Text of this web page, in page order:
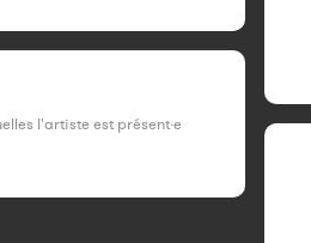
l'artiste est présent·e